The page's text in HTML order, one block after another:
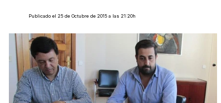
Publicado el 25 de Octubre de 2015 a las 21:20h